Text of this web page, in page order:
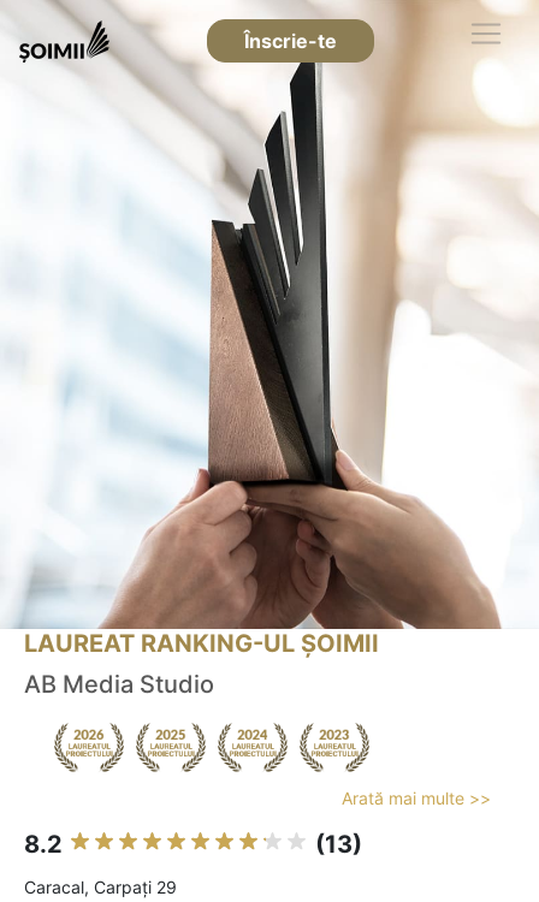
Înscrie-te
LAUREAT RANKING-UL ȘOIMII
AB Media Studio
Arată mai multe >>
8.2 (13)
Caracal, Carpați 29